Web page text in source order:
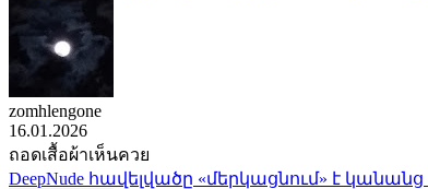
zomhlengone
16.01.2026
ถอดเสื้อผ้าเห็นควย
DeepNude հավելվածը «մերկացնում» է